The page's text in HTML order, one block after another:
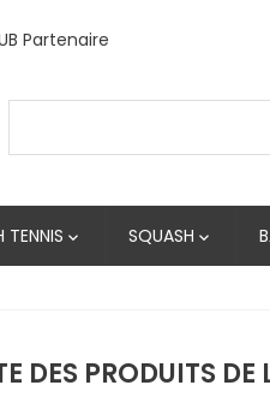
Partenaire
TENNIS  SQUASH 
DES PRODUITS